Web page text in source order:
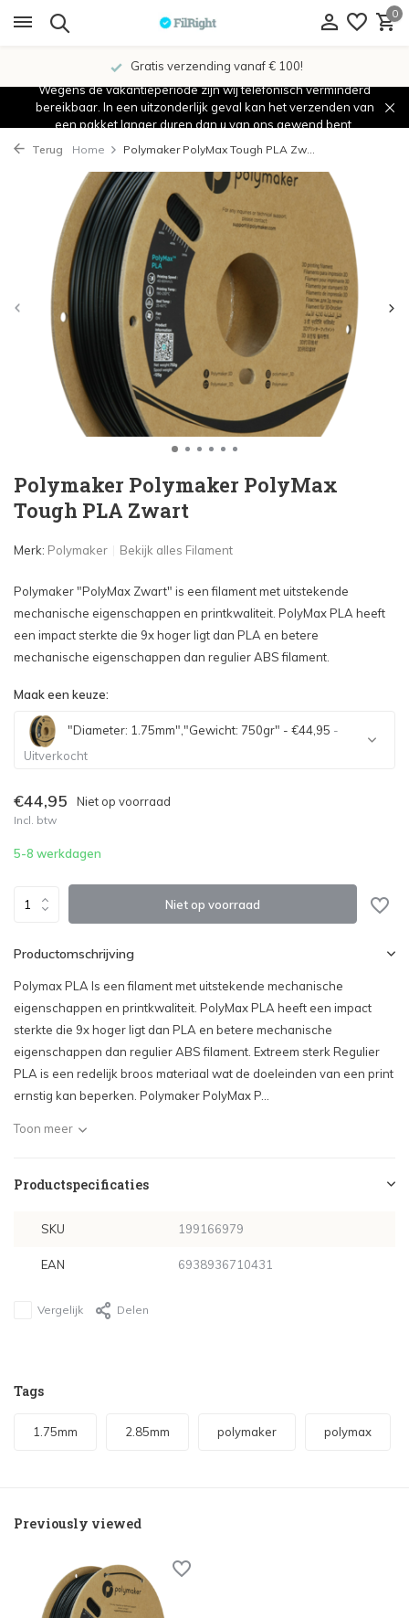
0
Gratis verzending vanaf € 100!
Wegens de vakantieperiode zijn wij telefonisch verminderd
bereikbaar. In een uitzonderlijk geval kan het verzenden van
een pakket langer duren dan u van ons gewend bent.
Terug Home Polymaker PolyMax Tough PLA Zw...
Polymaker Polymaker PolyMax
Tough PLA Zwart
Merk: Polymaker Bekijk alles Filament
Polymaker "PolyMax Zwart" is een filament met uitstekende
mechanische eigenschappen en printkwaliteit. PolyMax PLA heeft
een impact sterkte die 9x hoger ligt dan PLA en betere
mechanische eigenschappen dan regulier ABS filament.
Maak een keuze:
"Diameter: 1.75mm","Gewicht: 750gr" - €44,95 -
Uitverkocht
€44,95 Niet op voorraad
Incl. btw
5-8 werkdagen
Niet op voorraad
Productomschrijving
Polymax PLA Is een filament met uitstekende mechanische
eigenschappen en printkwaliteit. PolyMax PLA heeft een impact
sterkte die 9x hoger ligt dan PLA en betere mechanische
eigenschappen dan regulier ABS filament. Extreem sterk Regulier
PLA is een redelijk broos materiaal wat de doeleinden van een print
ernstig kan beperken. Polymaker PolyMax P...
Toon meer
Productspecificaties
SKU 199166979
EAN 6938936710431
Vergelijk Delen
Tags
1.75mm 2.85mm polymaker polymax
Previously viewed